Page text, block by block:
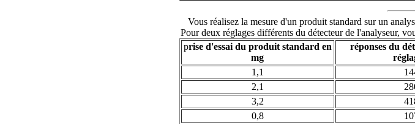
Vous réalisez la mesure d'un produit standard sur un
Pour deux réglages différents du détecteur de l'analyseur,
prise d'essai du produit standard en
mg
réponses du
1,1
2,1
3,2
0,8